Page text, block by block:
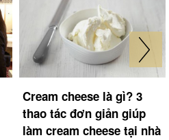
Cream cheese là gì? 3
thao tác đơn giản giúp
làm cream cheese tại nhà